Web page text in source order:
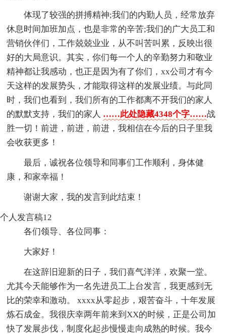
体现了较强的拼搏精神;我们的内勤人员，经常放弃
休息时间加班加点，也是非常的辛苦;我们的广大员工和
营销伙伴们，工作兢兢业业，从不叫苦叫累，反映出很
好的大局意识。其实，你们每一个人的辛勤努力和敬业
精神都让我感动，也正是因为有了你们，xx公司才有今
天这样的发展势头，才能取得这样的发展业绩。与此同
时，我们也看到，我们所有的工作都离不开我们的家人
的默默支持，我们的家人 ……此处隐藏4348个字……战
胜一切！前进，前进，前进，我相信在今后的日子里我
会收获更多！
最后，诚祝各位领导和同事们工作顺利，身体健
康，和家幸福！
谢谢大家，我的发言到此结束！
个人发言稿12
各们领导、各位同事：
大家好！
在这辞旧迎新的日子，我们喜气洋洋，欢聚一堂。
尤其今天能够作为一名先进员工上台发言，我更感到无
比的荣幸和激动。 xxxx从零起步，艰苦奋斗，十年发展
炼石成金。我很庆幸两年前来到XX的时候，正是公司加
快了发展步伐，制度化起步慢慢走向成熟的时候。我今